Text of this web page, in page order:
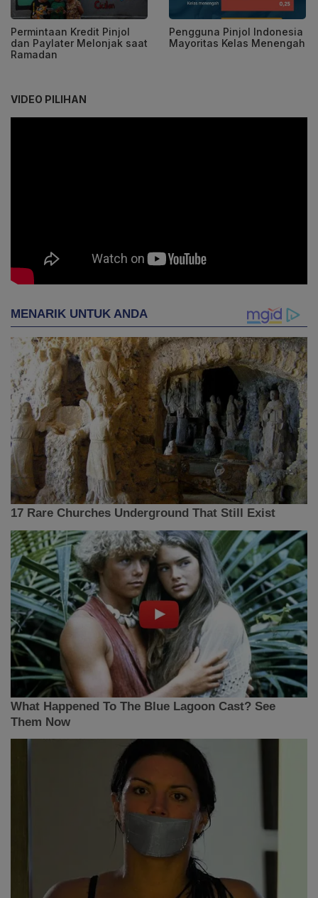
Permintaan Kredit Pinjol
dan Paylater Melonjak saat
Ramadan
Pengguna Pinjol Indonesia
Mayoritas Kelas Menengah
VIDEO PILIHAN